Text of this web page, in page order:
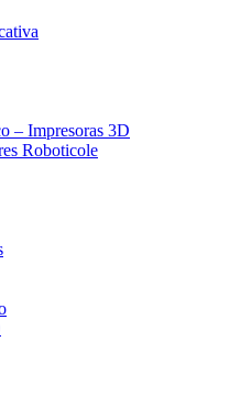
– Impresoras 3D
Roboticole